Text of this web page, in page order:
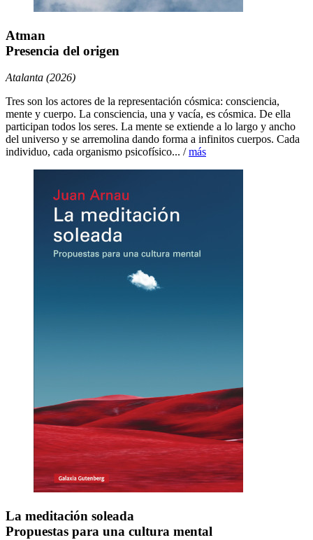
Atman
Presencia del origen
Atalanta (2026)
Tres son los actores de la representación cósmica: consciencia,
mente y cuerpo. La consciencia, una y vacía, es cósmica. De ella
participan todos los seres. La mente se extiende a lo largo y ancho
del universo y se arremolina dando forma a infinitos cuerpos. Cada
individuo, cada organismo psicofísico... /más
La meditación soleada
Propuestas para una cultura mental